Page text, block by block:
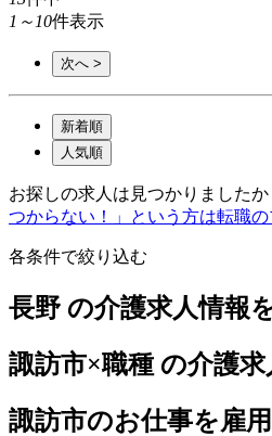
1～10件表示
次へ >
新着順
人気順
お探しの求人は見つかりましたか
つからない！」という方は転職の
各条件で絞り込む
長野 の介護求人情報
諏訪市×職種 の介護
諏訪市のお仕事を雇